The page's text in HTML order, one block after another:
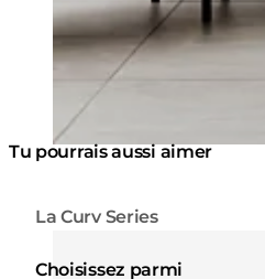
La Curv Series
Choisissez parmi
Tu pourrais aussi aimer
Couleurs: